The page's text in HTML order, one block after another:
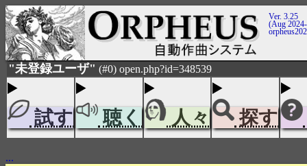
Ver. 3.25
(Aug
"未登録ユーザ" (#0) open.php?id=348539
試す 聴く 人々 探す
...